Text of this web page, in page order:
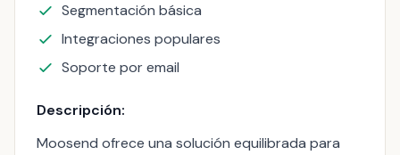
Segmentación básica
Integraciones populares
Soporte por email
Descripción:
Moosend ofrece una solución equilibrada para